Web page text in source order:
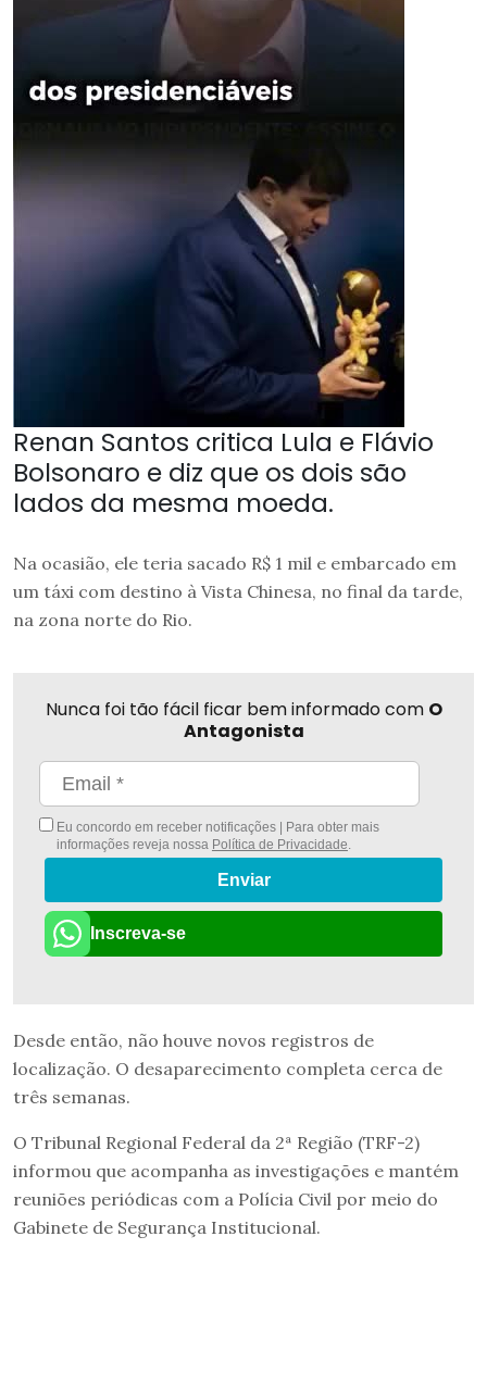
Renan Santos critica Lula e Flávio
Bolsonaro e diz que os dois são
lados da mesma moeda.
Na ocasião, ele teria sacado R$ 1 mil e embarcado em
um táxi com destino à Vista Chinesa, no final da tarde,
na zona norte do Rio.
Nunca foi tão fácil ficar bem informado com O
Antagonista
Eu concordo em receber notificações | Para obter mais
informações reveja nossa Política de Privacidade.
Enviar
Inscreva-se
Desde então, não houve novos registros de
localização. O desaparecimento completa cerca de
três semanas.
O Tribunal Regional Federal da 2ª Região (TRF-2)
informou que acompanha as investigações e mantém
reuniões periódicas com a Polícia Civil por meio do
Gabinete de Segurança Institucional.